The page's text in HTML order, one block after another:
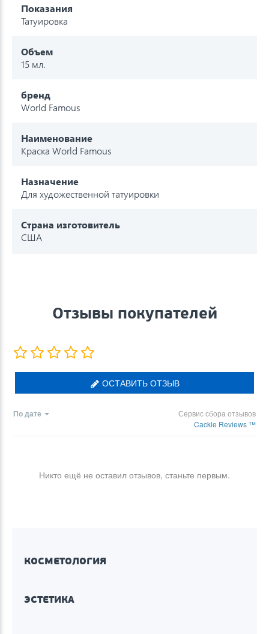
Показания
Татуировка
Объем
15 мл.
бренд
World Famous
Наименование
Краска World Famous
Назначение
Для художественной татуировки
Страна изготовитель
США
Отзывы покупателей
ОСТАВИТЬ ОТЗЫВ
По дате
Сервис сбора отзывов
Cackle Reviews ™
Никто ещё не оставил отзывов, станьте первым.
КОСМЕТОЛОГИЯ
ЭСТЕТИКА